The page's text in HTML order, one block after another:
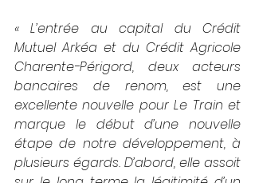
« L’entrée au capital du Crédit
Mutuel Arkéa et du Crédit Agricole
Charente-Périgord, deux acteurs
bancaires de renom, est une
excellente nouvelle pour Le Train et
marque le début d’une nouvelle
étape de notre développement, à
plusieurs égards. D’abord, elle assoit